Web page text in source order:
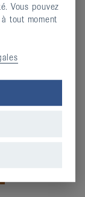
Vous pouvez
tout moment